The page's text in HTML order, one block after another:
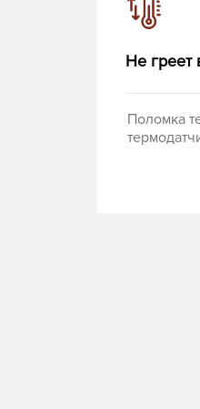
Не греет
Поломка